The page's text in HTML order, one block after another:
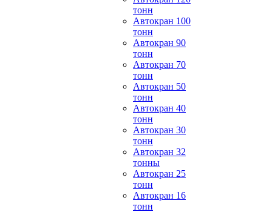
тонн
Автокран 100
тонн
Автокран 90
тонн
Автокран 70
тонн
Автокран 50
тонн
Автокран 40
тонн
Автокран 30
тонн
Автокран 32
тонны
Автокран 25
тонн
Автокран 16
тонн